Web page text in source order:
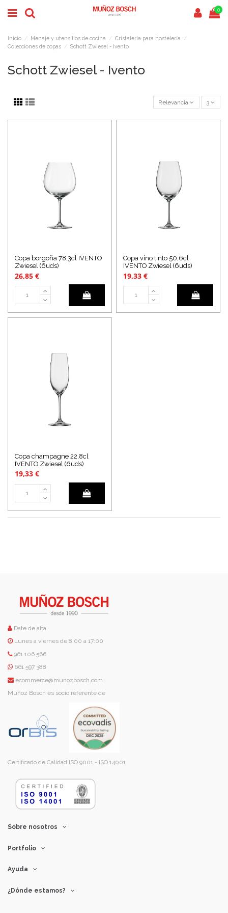
0
Inicio Menaje y utensilios de cocina
Cristalería para hostelería
Colecciones de copas
Schott Zwiesel - Ivento
Schott Zwiesel - Ivento
Relevancia 3
Copa borgoña 78,3cl IVENTO
Zwiesel (6uds)
26,85 €
Copa vino tinto 50,6cl
IVENTO Zwiesel (6uds)
19,33 €
Copa champagne 22,8cl
IVENTO Zwiesel (6uds)
19,33 €
Date de alta
Lunes a viernes de 8:00 a 17:00
961 106 566
661 597 388
ecommerce@munozbosch.com
Muñoz Bosch es socio referente de
Certificado de Calidad ISO 9001 - ISO 14001
Sobre nosotros
Portfolio
Ayuda
¿Dónde estamos?